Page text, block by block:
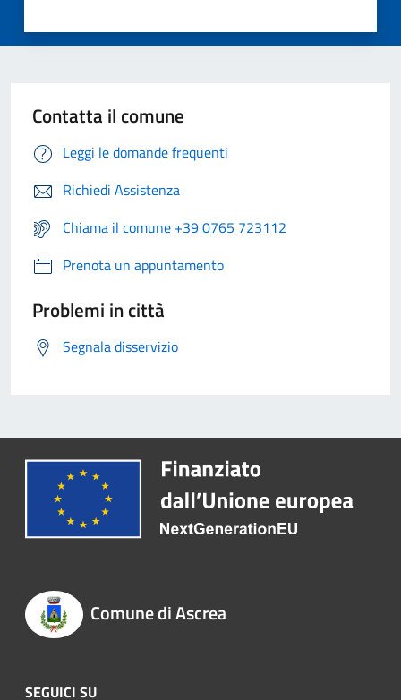
Contatta il comune
Leggi le domande frequenti
Richiedi Assistenza
Chiama il comune +39 0765 723112
Prenota un appuntamento
Problemi in città
Segnala disservizio
Comune di Ascrea
SEGUICI SU